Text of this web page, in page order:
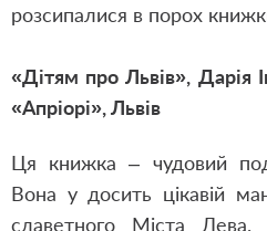
розсипалися в порох
«Дітям про Львів», Дарія
«Апріорі», Львів
Ця книжка – чудовий
Вона у досить цікавій
славетного Міста